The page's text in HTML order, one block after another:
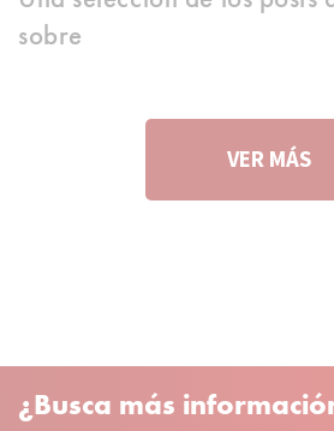
sobre
VER MÁS
¿Busca más